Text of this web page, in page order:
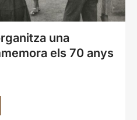
una
els 70 anys